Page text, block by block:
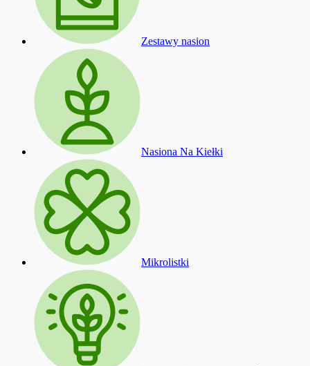
Zestawy nasion
Nasiona Na Kiełki
Mikrolistki